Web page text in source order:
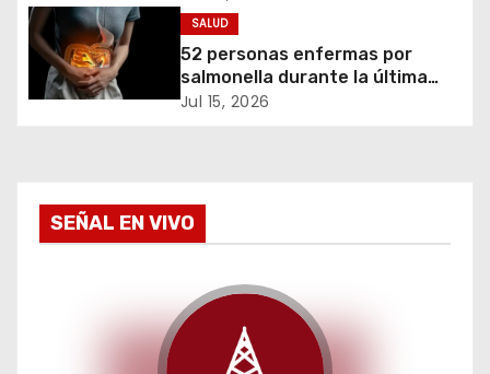
e
e
r
contra la influenza para toda la
población
SALUD
52 personas enfermas por
salmonella durante la última
semana
Jul 15, 2026
SEÑAL EN VIVO